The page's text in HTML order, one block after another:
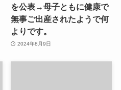
を公表→母子ともに健康で
無事ご出産されたようで何
よりです。
2024年8月9日